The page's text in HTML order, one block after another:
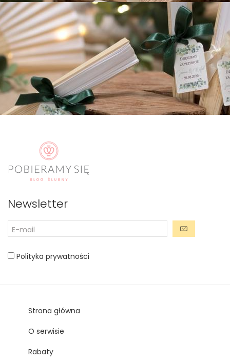
Newsletter
Polityka prywatności
Strona główna
O serwisie
Rabaty